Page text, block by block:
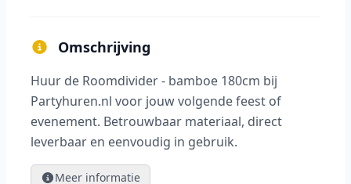
Omschrijving
Huur de Roomdivider - bamboe 180cm bij
Partyhuren.nl voor jouw volgende feest of
evenement. Betrouwbaar materiaal, direct
leverbaar en eenvoudig in gebruik.
Meer informatie